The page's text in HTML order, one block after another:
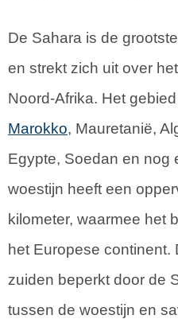
De Sahara is de
en strekt zich uit over
Noord-Afrika. Het
Marokko, Mauretanië,
Egypte, Soedan en nog
woestijn heeft een
kilometer, waarmee het
het Europese continent.
zuiden beperkt door de
tussen de woestijn en